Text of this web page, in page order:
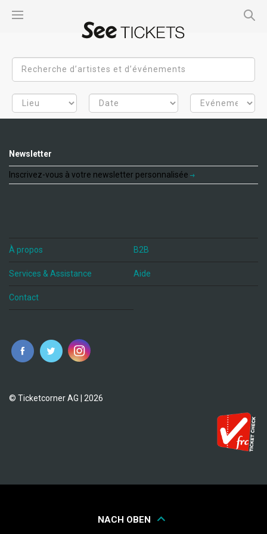
Newsletter
Inscrivez-vous à votre newsletter personnalisée
À propos B2B
Services & Assistance Aide
Contact
fr
© Ticketcorner AG | 2026
NACH OBEN